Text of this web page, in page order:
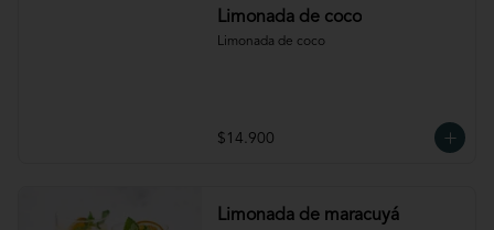
Limonada de coco
Limonada de coco
$14.900
Limonada de maracuyá